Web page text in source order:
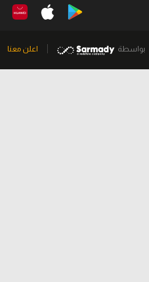
بواسطة اعلن معنا